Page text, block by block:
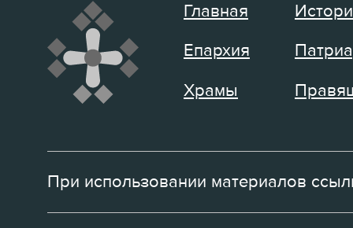
Главная
Епархия
Храмы
При использовании материалов